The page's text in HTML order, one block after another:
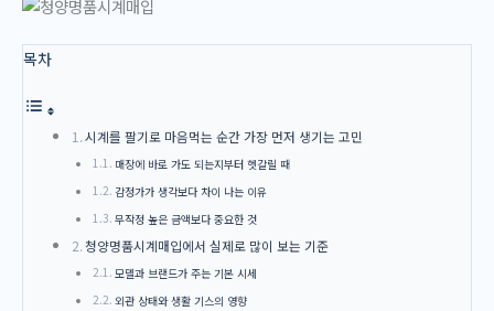
목차
시계를 팔기로 마음먹는 순간 가장 먼저 생기는 고민
매장에 바로 가도 되는지부터 헷갈릴 때
감정가가 생각보다 차이 나는 이유
무작정 높은 금액보다 중요한 것
청양명품시계매입에서 실제로 많이 보는 기준
모델과 브랜드가 주는 기본 시세
외관 상태와 생활 기스의 영향